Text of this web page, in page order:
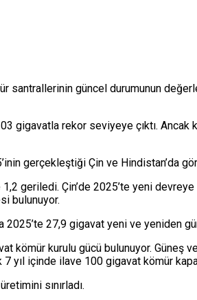
santrallerinin güncel durumunun
gigavatla rekor seviyeye çıktı.
gerçekleştiği Çin ve Hindistan’da
geriledi. Çin’de 2025’te yeni
bulunuyor.
27,9 gigavat yeni ve yeniden
kurulu gücü bulunuyor. Güneş
7 yıl içinde ilave 100 gigavat kömür
sınırladı.